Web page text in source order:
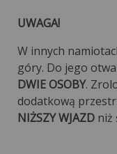
UWAGA!
W innych
góry. Do jego
DWIE OSOBY.
dodatkową
NIŻSZY WJAZD